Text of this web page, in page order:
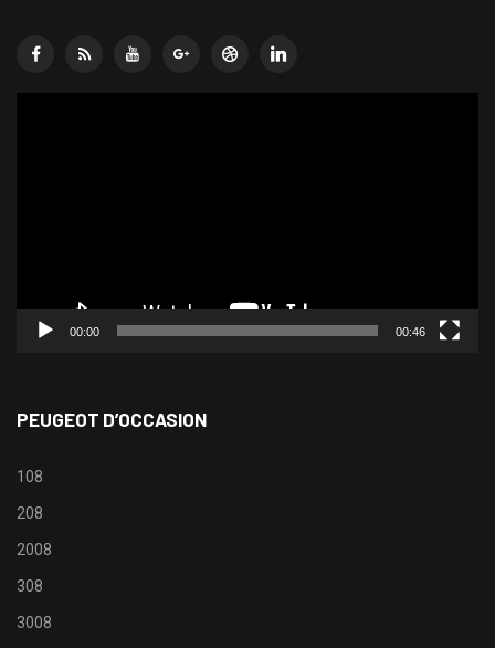
00:00 00:46
PEUGEOT D’OCCASION
108
208
2008
308
3008